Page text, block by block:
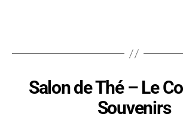
Salon de Thé – Le
Souvenirs